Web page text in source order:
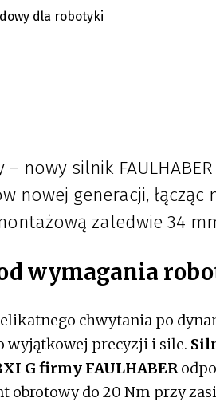
nowy silnik
nowej generacji, łącząc
zaledwie 34
wymagania
chwytania po
wyjątkowej precyzji i sile.
G firmy FAULHABER
do 20 Nm przy